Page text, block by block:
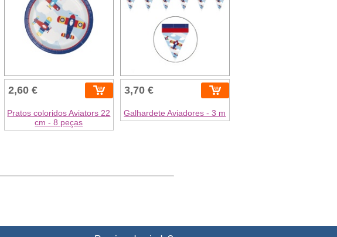
2,60 €
Pratos coloridos Aviators 22
cm - 8 peças
3,70 €
Galhardete Aviadores - 3 m